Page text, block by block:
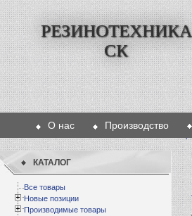
РЕЗИНОТЕХНИКА
СК
О нас Производство
КАТАЛОГ
Все товары
Новые позиции
Производимые товары